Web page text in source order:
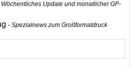
Wöchentliches Update und monatlicher GP-
Spezialnews zum Großformatdruck